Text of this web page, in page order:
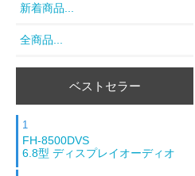
新着商品...
全商品...
ベストセラー
1
FH-8500DVS
6.8型 ディスプレイオーディオ